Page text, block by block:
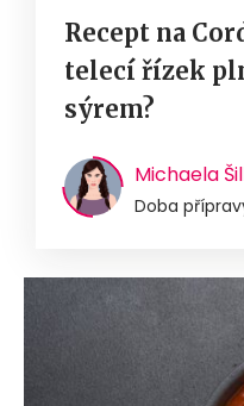
Recept na
telecí řízek
sýrem?
Michaela
Doba